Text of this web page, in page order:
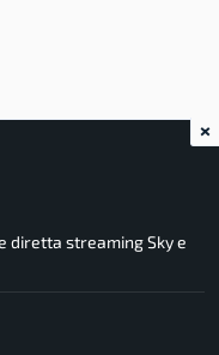
diretta streaming Sky e
×